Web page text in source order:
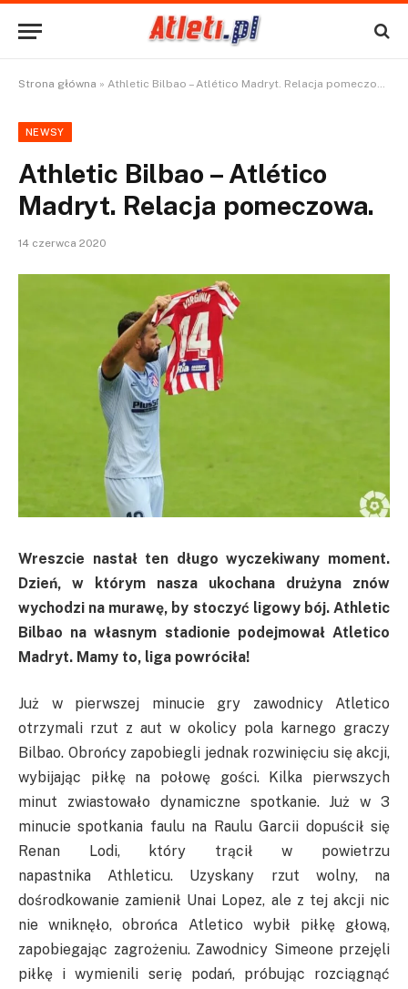
Strona główna » Athletic Bilbao – Atlético Madryt. Relacja pomeczowa.
NEWSY
Athletic Bilbao – Atlético
Madryt. Relacja pomeczowa.
14 czerwca 2020
Wreszcie nastał ten długo wyczekiwany moment.
Dzień, w którym nasza ukochana drużyna znów
wychodzi na murawę, by stoczyć ligowy bój. Athletic
Bilbao na własnym stadionie podejmował Atletico
Madryt. Mamy to, liga powróciła!
Już w pierwszej minucie gry zawodnicy Atletico
otrzymali rzut z aut w okolicy pola karnego graczy
Bilbao. Obrońcy zapobiegli jednak rozwinięciu się akcji,
wybijając piłkę na połowę gości. Kilka pierwszych
minut zwiastowało dynamiczne spotkanie. Już w 3
minucie spotkania faulu na Raulu Garcii dopuścił się
Renan
Lodi, który trącił w powietrzu
napastnikaAthleticu. Uzyskany rzut wolny, na
dośrodkowanie zamienił Unai Lopez, ale z tej akcji nic
nie wniknęło, obrońca Atletico wybił piłkę głową,
zapobiegając zagrożeniu. Zawodnicy Simeone przejęli
piłkę i wymienili serię podań, próbując rozciągnąć